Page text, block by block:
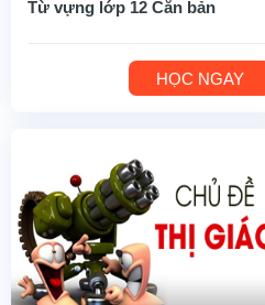
Từ vựng lớp 12 Căn bản
HỌC NGAY